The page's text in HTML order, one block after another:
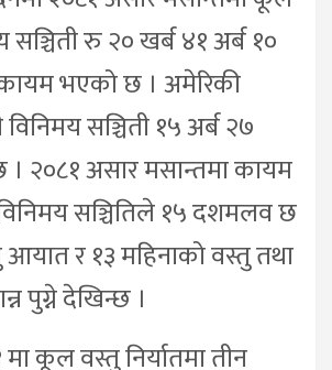
सञ्चिती रु २० खर्ब ४१ अर्ब १०
भएको छ । अमेरिकी
सञ्चिती १५ अर्ब २७
२०८१ असार मसान्तमा कायम
सञ्चितिले १५ दशमलव छ
र १३ महिनाको वस्तु तथा
पुग्ने देखिन्छ ।
कूल वस्तु निर्यातमा तीन